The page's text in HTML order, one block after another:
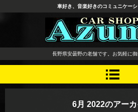
長野県 安曇野市
イール デッドニン
ーディオ レカロ
車好き、音楽好きのコミュニケー
長野県安曇野の老舗です。お気軽に
6月 2022のアー